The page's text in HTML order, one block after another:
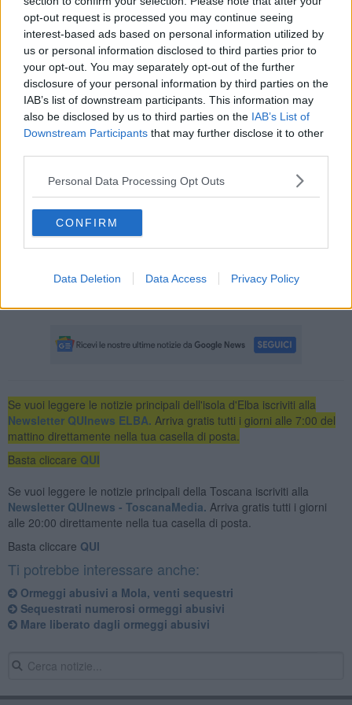
opt-out request is processed you may continue seeing
interest-based ads based on personal information utilized by
us or personal information disclosed to third parties prior to
your opt-out. You may separately opt-out of the further
disclosure of your personal information by third parties on the
IAB’s list of downstream participants. This information may
also be disclosed by us to third parties on the IAB’s List of
Downstream Participants that may further disclose it to other
Personal Data Processing Opt Outs
CONFIRM
Data Deletion Data Access Privacy Policy
Le indagini dei fnanzieri di mare elbani, in collaborazione con il
Nucleo Sommozzatori della Stazione Navaledi Livorno, hanno
condotto ad accertare l’illegittima ed arbitraria occupazione di circa
5.500 metri quadri di mare antistanti la spiaggia di “Galenzana” nei
pressi del porto di Marina di Campo e la conseguente segnalazione
alla procura labronica per il reato di abusiva occupazione di spazio
demaniale ed inosservanza di limiti alla proprietà privata.
sistema di ormeggio composto da diverse centinaia di metri di
catenarie, cime e gavitelli.
"L’attività, caratterizzata da numerosi accertamenti, si pone
all’interno di un più ampio contesto di contrasto dei reati perpetrati
in mare, a testimonianza del costante presidio delle acque nazionali
posto in essere dal Corpodella Guardia Finanza quale unica forza
di “Polizia del mare” a tutela della collettività", concludono dalla
Se vuoi leggere le notizie principali dell'isola d'Elba iscriviti alla
Newsletter QUInews ELBA. Arriva gratis tutti i giorni alle 7:00 del
mattino direttamente nella tua casella di posta.
Basta cliccare QUI
Se vuoi leggere le notizie principali della Toscana iscriviti alla
Newsletter QUInews - ToscanaMedia. Arriva gratis tutti i giorni
alle 20:00 direttamente nella tua casella di posta.
Basta cliccare QUI
Ti potrebbe interessare anche:
Ormeggi abusivi a Mola, venti sequestri
Sequestrati numerosi ormeggi abusivi
Mare liberato dagli ormeggi abusivi